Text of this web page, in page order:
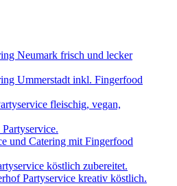
Neumark frisch und lecker
Ummerstadt inkl. Fingerfood
fleischig, vegan,
und Catering mit Fingerfood
köstlich zubereitet.
Partyservice kreativ köstlich.